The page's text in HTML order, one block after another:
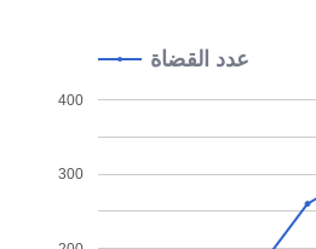
عدد القضاة
300
400